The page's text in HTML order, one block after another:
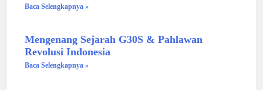
Baca Selengkapnya »
Mengenang Sejarah G30S & Pahlawan
Revolusi Indonesia
Baca Selengkapnya »